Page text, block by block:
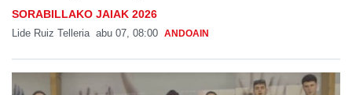
SORABILLAKO JAIAK 2026
Lide Ruiz Telleria abu 07, 08:00 ANDOAIN